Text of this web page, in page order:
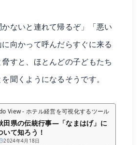
かないと連れて帰るぞ」「悪い
向かって呼んだらすぐに来る
すと、ほとんどの子どもたち
聞くようになるそうです。
View - ホテル経営を可視化するツール
田県の伝統行事―「なまはげ」に
いて知ろう！
2024年4月18日